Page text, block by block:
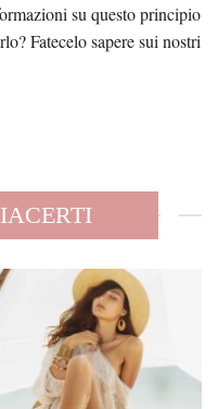
su questo principio
Fatecelo sapere sui nostri